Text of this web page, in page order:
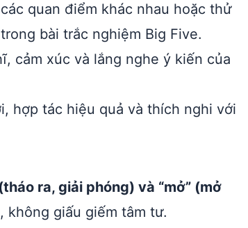
quan điểm khác nhau hoặc thử
bài trắc nghiệm Big Five.
cảm xúc và lắng nghe ý kiến của
hợp tác hiệu quả và thích nghi với
ra, giải phóng) và “mở” (mở
không giấu giếm tâm tư.